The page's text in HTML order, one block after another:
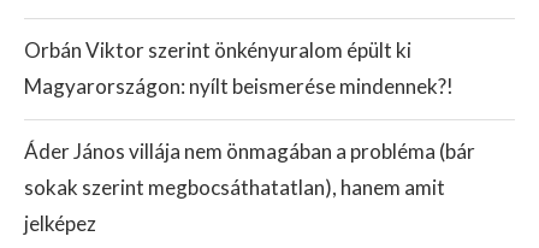
Orbán Viktor szerint önkényuralom épült ki
Magyarországon: nyílt beismerése mindennek?!
Áder János villája nem önmagában a probléma (bár
sokak szerint megbocsáthatatlan), hanem amit
jelképez